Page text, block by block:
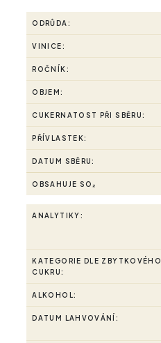
ODRŮDA:
VINICE:
ROČNÍK:
OBJEM:
CUKERNATOST PŘI SBĚRU:
PŘÍVLASTEK:
DATUM SBĚRU:
OBSAHUJE SO₂
ANALYTIKY:
KATEGORIE DLE ZBYTKOVÉHO
CUKRU:
ALKOHOL:
DATUM LAHVOVÁNÍ: